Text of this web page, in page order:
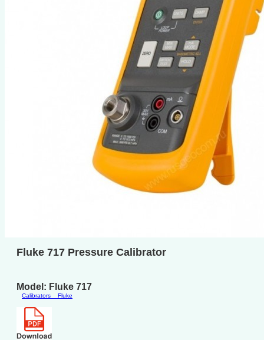
Fluke 717 Pressure Calibrator
Model: Fluke 717
Calibrators Fluke